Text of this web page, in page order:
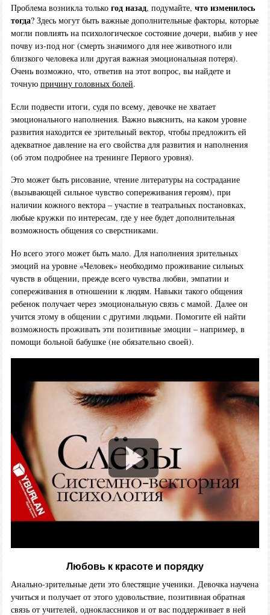
Проблема возникла только год назад, подумайте, что изменилось
тогда? Здесь могут быть важные дополнительные факторы, которые
могли повлиять на психологическое состояние дочери, выбив у нее
почву из-под ног (смерть значимого для нее животного или
близкого человека или другая важная эмоциональная потеря).
Очень возможно, что, ответив на этот вопрос, вы найдете и
точную причину головных болей.
Если подвести итоги, судя по всему, девочке не хватает
эмоционального наполнения. Важно выяснить, на каком уровне
развития находится ее зрительный вектор, чтобы предложить ей
адекватное давление на его свойства для развития и наполнения
(об этом подробнее на тренинге Первого уровня).
Это может быть рисование, чтение литературы на сострадание
(вызывающей сильное чувство сопереживания героям), при
наличии кожного вектора – участие в театральных постановках,
любые кружки по интересам, где у нее будет дополнительная
возможность общения со сверстниками.
Но всего этого может быть мало. Для наполнения зрительных
эмоций на уровне «Человек» необходимо проживание сильных
чувств в общении, прежде всего чувства любви, эмпатии и
сопереживания в отношении к людям. Навыки такого общения
ребенок получает через эмоциональную связь с мамой. Далее он
учится этому в общении с другими людьми. Помогите ей найти
возможность проживать эти позитивные эмоции – например, в
помощи больной бабушке (не обязательно своей).
Любовь к красоте и порядку
Анально-зрительные дети это блестящие ученики. Девочка научена
учиться и получает от этого удовольствие, позитивная обратная
связь от учителей, одноклассников и от вас поддерживает в ней